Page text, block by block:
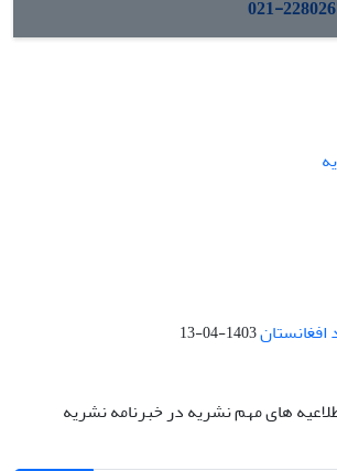
افغانستان1403-04-13
های مهم نشریه در خبرنامه نشریه